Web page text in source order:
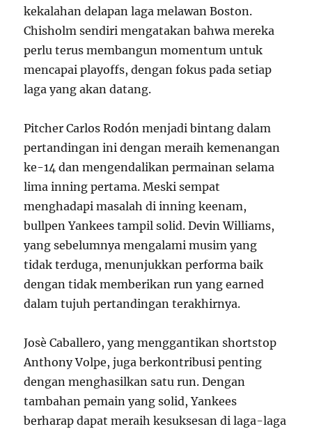
kekalahan delapan laga melawan Boston.
Chisholm sendiri mengatakan bahwa mereka
perlu terus membangun momentum untuk
mencapai playoffs, dengan fokus pada setiap
laga yang akan datang.
Pitcher Carlos Rodón menjadi bintang dalam
pertandingan ini dengan meraih kemenangan
ke-14 dan mengendalikan permainan selama
lima inning pertama. Meski sempat
menghadapi masalah di inning keenam,
bullpen Yankees tampil solid. Devin Williams,
yang sebelumnya mengalami musim yang
tidak terduga, menunjukkan performa baik
dengan tidak memberikan run yang earned
dalam tujuh pertandingan terakhirnya.
Josè Caballero, yang menggantikan shortstop
Anthony Volpe, juga berkontribusi penting
dengan menghasilkan satu run. Dengan
tambahan pemain yang solid, Yankees
berharap dapat meraih kesuksesan di laga-laga